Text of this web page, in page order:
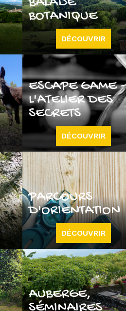
BOTANIQUE
DÉCOUVRIR
ESCAPE GAME -
L'ATELIER DES
SECRETS
DÉCOUVRIR
PARCOURS
D'ORIENTATION
DÉCOUVRIR
AUBERGE,